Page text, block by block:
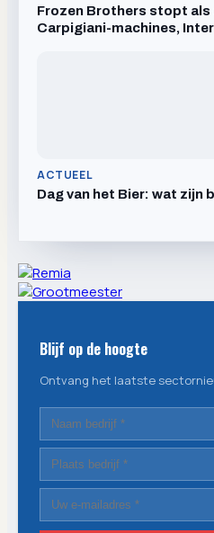
Frozen Brothers stopt
Carpigiani-machines,
ACTUEEL
Dag van het Bier: wat zijn
Blijf op de hoogte
Ontvang het laatste